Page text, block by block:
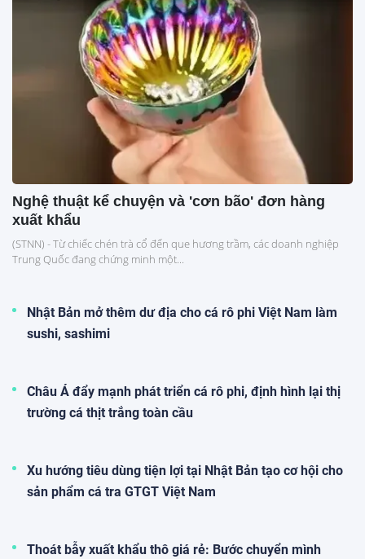
Nghệ thuật kể chuyện và 'cơn bão' đơn hàng
xuất khẩu
(STNN) - Từ chiếc chén trà cổ đến que hương trầm, các doanh nghiệp
Trung Quốc đang chứng minh một...
Nhật Bản mở thêm dư địa cho cá rô phi Việt Nam làm
sushi, sashimi
Châu Á đẩy mạnh phát triển cá rô phi, định hình lại thị
trường cá thịt trắng toàn cầu
Xu hướng tiêu dùng tiện lợi tại Nhật Bản tạo cơ hội cho
sản phẩm cá tra GTGT Việt Nam
Thoát bẫy xuất khẩu thô giá rẻ: Bước chuyển mình